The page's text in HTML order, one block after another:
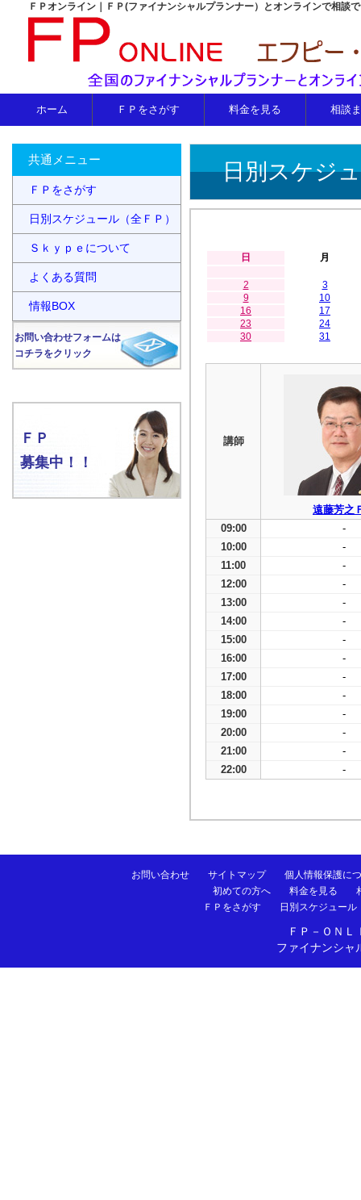
ＦＰオンライン｜ＦＰ(ファイナンシャルプランナー）とオンラインで相談
ホーム ＦＰをさがす 料金を見る 相談
日別スケジ
日 月
2
3
9
10
16
17
23
24
30
31
講師
遠藤芳之
09:00
-
10:00
-
11:00
-
12:00
-
13:00
-
14:00
-
15:00
-
16:00
-
17:00
-
18:00
-
19:00
-
20:00
-
21:00
-
22:00
-
共通メニュー
ＦＰをさがす
日別スケジュール（全ＦＰ）
Ｓｋｙｐｅについて
よくある質問
情報BOX
お問い合わせフォームは
コチラをクリック
ＦＰ
募集中！！
お問い合わせ サイトマップ
個人情報保護に
初めての方へ
料金を見る
ＦＰをさがす
日別スケジュール
ＦＰ－ＯＮ
ファイナンシャ